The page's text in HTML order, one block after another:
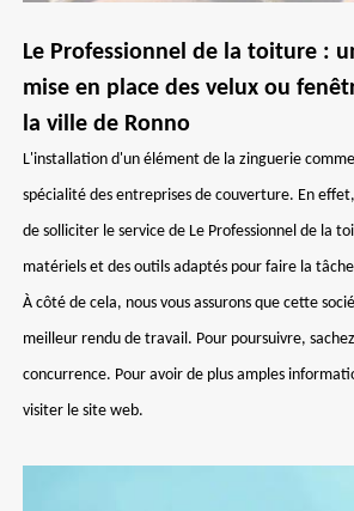
Le Professionnel de la toiture :
mise en place des velux ou
la ville de Ronno
L'installation d'un élément de la zinguerie
spécialité des entreprises de couverture. En
de solliciter le service de Le Professionnel de la
matériels et des outils adaptés pour faire la
À côté de cela, nous vous assurons que cette
meilleur rendu de travail. Pour poursuivre,
concurrence. Pour avoir de plus amples
visiter le site web.